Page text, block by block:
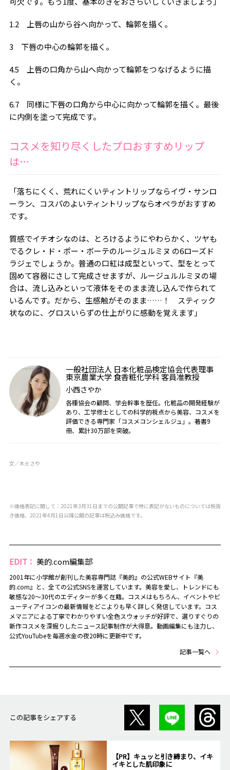
1.2 上唇の山から谷へ向かって、輪郭を描く。
3 下唇の中心の輪郭を描く。
4.5 上唇の口角から山へ向かって輪郭をつなげるように描
く。
6.7 同様に下唇の口角から中心に向かって輪郭を描く。最後
に内側を塗って完成です。
コスメを知り尽くしたプロおすすめリップ
は…
「落ちにくく、荒れにくいティントリップならイヴ・サンロ
ーラン、コスパのよいティントリップならオペラがおすすめ
です。
質感でイチオシなのは、とろけるようにやわらかく、ツヤも
でるクレ・ド・ポー・ボーテのルージュルミヌ の6ローズド
ラジェでしょうか。普通の口紅は成型といって、型をとって
固めて容器にさして完成させますが、ルージュルルミヌの場
合は、流し込みといって液体をそのまま流し込んで作られて
いるんです。だから、生感触がそのまま……！ スティック
状なのに、グロスいらずの仕上がりに感動を覚えます」
一般社団法人 日本化粧品検定協会代表理事
東京農業大学 食香粧化学科 客員准教授
小西さやか
各種協会の顧問、学会幹事を歴任。化粧品の開発経験が
あり、工学修士としての科学的視点から美容、コスメを
評価できる専門家「コスメコンシェルジュ」。著書9
冊、累計30万部を突破。
文／木土さや
※価格表記に関して：2021年3月31日までの公開記事で特に表記がないものについては税抜
き価格、2021年4月1日以降公開の記事は税込み価格です。
EDIT： 美的.com編集部
2001年に小学館が創刊した美容専門誌『美的』の公式WEBサイト『美
的.com』と、全ての公式SNSを運営しています。美容を愛し、トレンドにも
敏感な20～30代のエディターが多く在籍。コスメはもちろん、イベントやビ
ューティアイコンの最新情報をどこよりも早く詳しく発信しています。コス
メマニアによる丁寧でわかりやすい全色スウォッチが好評で、選りすぐりの
新作コスメを深掘りしたニュース記事制作が大得意。動画編集にも注力し、
公式YouTubeを毎週水金の夜20時に更新中です。
記事一覧へ
この記事をシェアする
【PR】キュッと引き締まり、イキ
イキとした肌印象に